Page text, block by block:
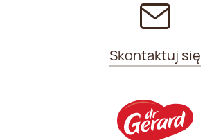
Skontaktuj się